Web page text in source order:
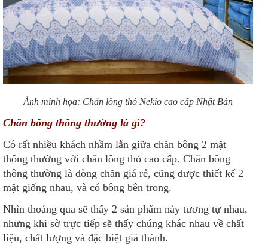
Ảnh minh họa: Chăn lông thỏ Nekio cao cấp Nhật Bản
Chăn bông thông thường là gì?
Có rất nhiều khách nhầm lẫn giữa chăn bông 2 mặt
thông thường với chăn lông thỏ cao cấp. Chăn bông
thông thường là dòng chăn giá rẻ, cũng được thiết kế 2
mặt giống nhau, và có bông bên trong.
Nhìn thoáng qua sẽ thấy 2 sản phẩm này tương tự nhau,
nhưng khi sờ trực tiếp sẽ thấy chúng khác nhau về chất
liệu, chất lượng và đặc biệt giá thành.